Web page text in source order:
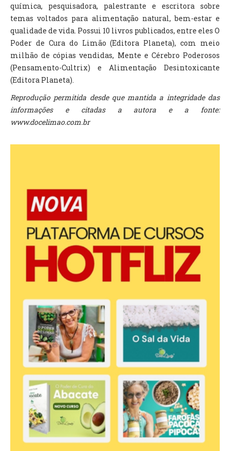
química, pesquisadora, palestrante e escritora sobre
temas voltados para alimentação natural, bem-estar e
qualidade de vida. Possui 10 livros publicados, entre eles O
Poder de Cura do Limão (Editora Planeta), com meio
milhão de cópias vendidas, Mente e Cérebro Poderosos
(Pensamento-Cultrix) e Alimentação Desintoxicante
(Editora Planeta).
Reprodução permitida desde que mantida a integridade das
informações e citadas a autora e a fonte:
www.docelimao.com.br